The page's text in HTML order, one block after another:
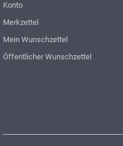
Konto
Merkzettel
Mein Wunschzettel
Öffentlicher Wunschzettel